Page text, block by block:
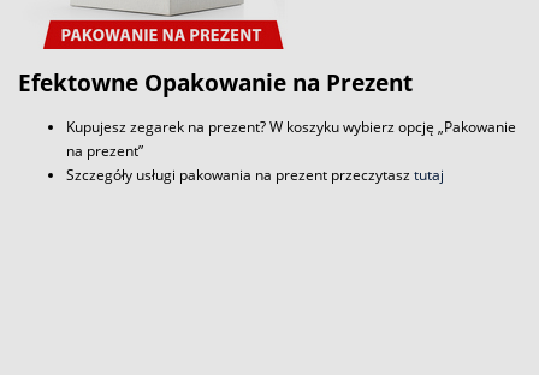
Efektowne Opakowanie na Prezent
Kupujesz zegarek na prezent? W koszyku wybierz opcję „Pakowanie
na prezent”
Szczegóły usługi pakowania na prezent przeczytasztutaj